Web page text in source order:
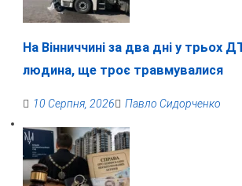
На Вінниччині за два дні у трьох
людина, ще троє травмувалися
10 Серпня, 2026 Павло Сидорченко